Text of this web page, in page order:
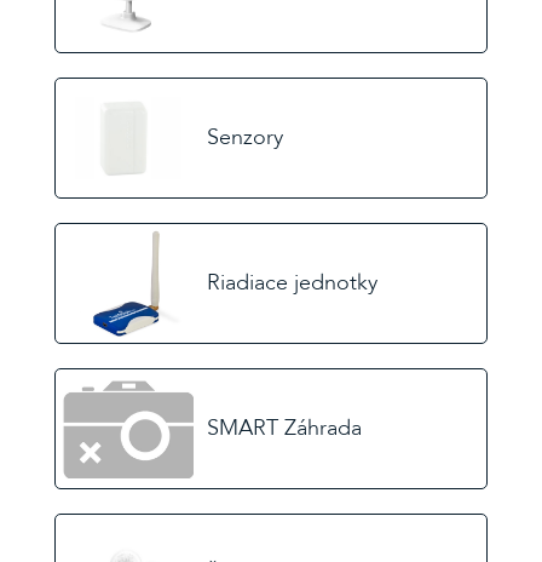
Senzory
Riadiace jednotky
SMART Záhrada
alebo
Facebook
Prihlásiť